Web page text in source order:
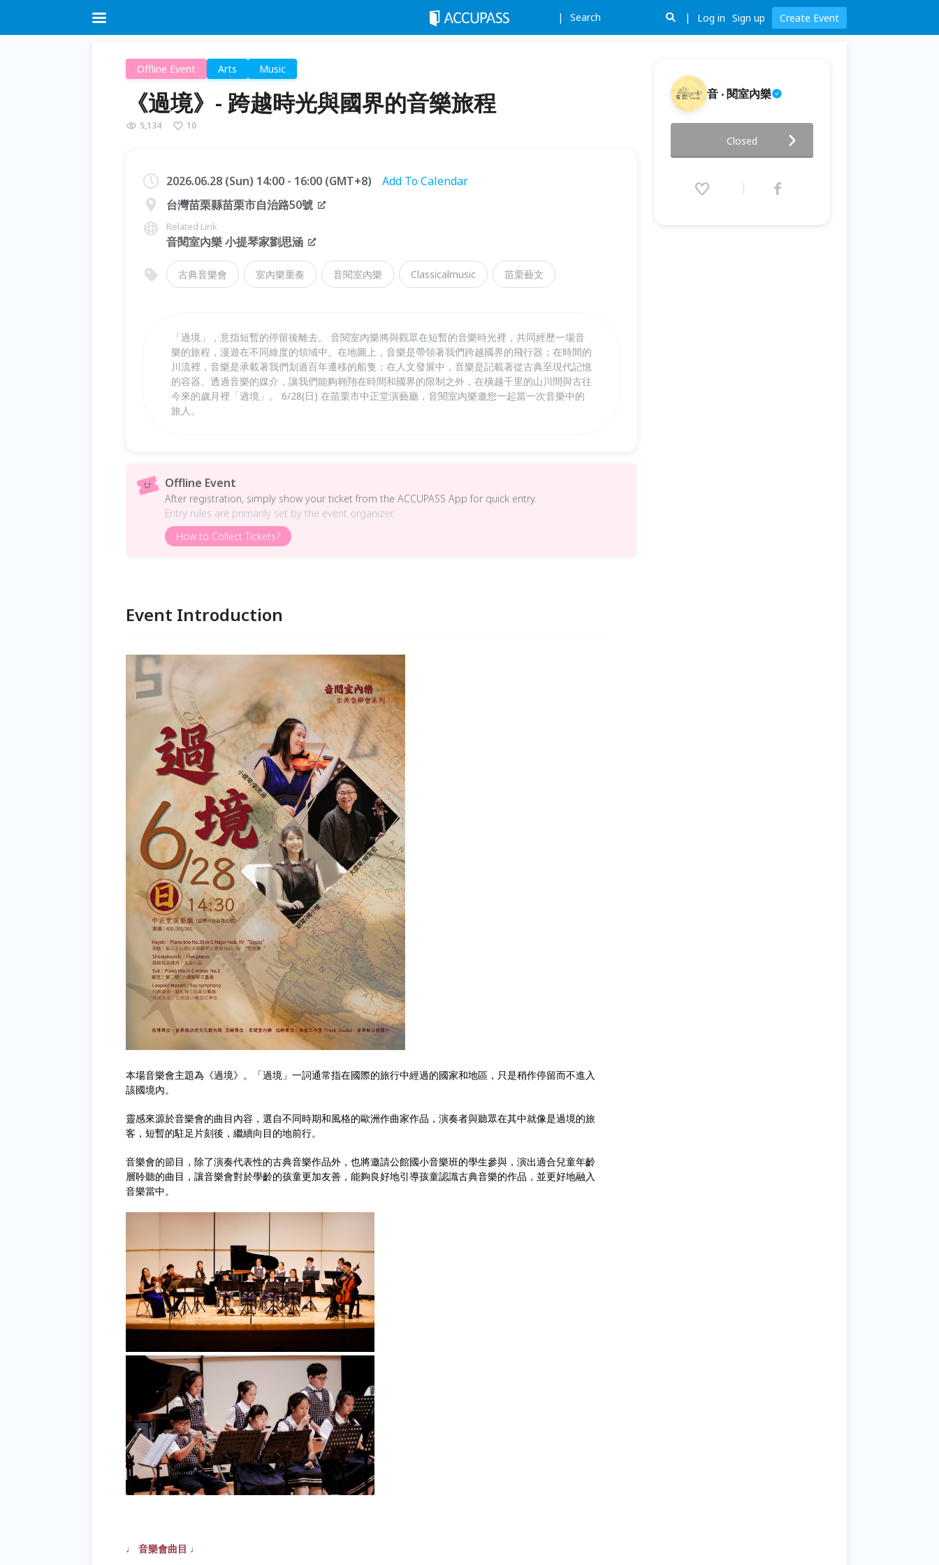
Search Log in Sign up Create Event
Offline Event Arts Music
《過境》- 跨越時光與國界的音樂旅程
5,134 10
2026.06.28 (Sun) 14:00 - 16:00 (GMT+8)
Add To Calendar
台灣苗栗縣苗栗市自治路50號
Related Link
音閱室內樂 小提琴家劉思涵
古典音樂會 室內樂重奏 音閱室內樂 Classicalmusic 苗栗藝文
「過境」，意指短暫的停留後離去。 音閱室內樂將與觀眾在短暫的音樂時光裡，共同經歷一場音
樂的旅程，漫遊在不同維度的領域中。在地圖上，音樂是帶領著我們跨越國界的飛行器；在時間的
川流裡，音樂是承載著我們划過百年遷移的船隻；在人文發展中，音樂是記載著從古典至現代記憶
的容器。透過音樂的媒介，讓我們能夠翱翔在時間和國界的限制之外，在橫越千里的山川間與古往
今來的歲月裡「過境」。 6/28(日) 在苗栗市中正堂演藝廳，音閱室內樂邀您一起當一次音樂中的
旅人。
Offline Event
After registration, simply show your ticket from the ACCUPASS App for quick entry.
Entry rules are primarily set by the event organizer.
How to Collect Tickets?
Event Introduction
本場音樂會主題為《過境》。「過境」一詞通常指在國際的旅行中經過的國家和地區，只是稍作停留而不進入
該國境內。
靈感來源於音樂會的曲目內容，選自不同時期和風格的歐洲作曲家作品，演奏者與聽眾在其中就像是過境的旅
客，短暫的駐足片刻後，繼續向目的地前行。
音樂會的節目，除了演奏代表性的古典音樂作品外，也將邀請公館國小音樂班的學生參與，演出適合兒童年齡
層聆聽的曲目，讓音樂會對於學齡的孩童更加友善，能夠良好地引導孩童認識古典音樂的作品，並更好地融入
音樂當中。
♩ 音樂會曲目 ♩
音 ‧ 閱室內樂
2026.06.28 (Sun) 14:00 - 16:00
Closed